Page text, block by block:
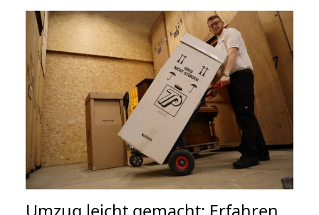
Umzug leicht gemacht: Erfahren